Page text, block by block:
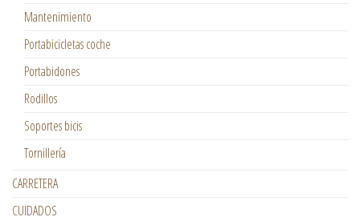
Mantenimiento
Portabicicletas coche
Portabidones
Rodillos
Soportes bicis
Tornillería
CARRETERA
CUIDADOS